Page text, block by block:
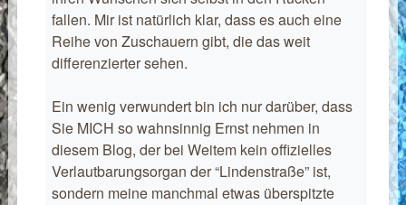
fallen. Mir ist natürlich klar, dass es auch eine
Reihe von Zuschauern gibt, die das weit
differenzierter sehen.
Ein wenig verwundert bin ich nur darüber, dass
Sie MICH so wahnsinnig Ernst nehmen in
diesem Blog, der bei Weitem kein offizielles
Verlautbarungsorgan der “Lindenstraße” ist,
sondern meine manchmal etwas überspitzte